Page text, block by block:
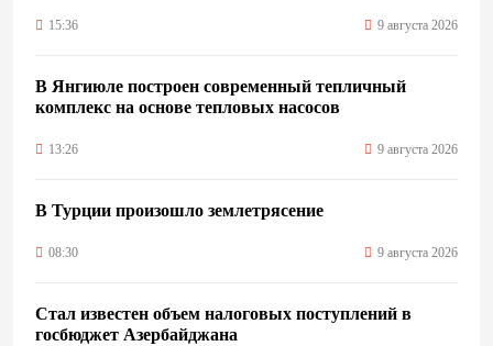
15:36 9 августа 2026
В Янгиюле построен современный тепличный
комплекс на основе тепловых насосов
13:26 9 августа 2026
В Турции произошло землетрясение
08:30 9 августа 2026
Стал известен объем налоговых поступлений в
госбюджет Азербайджана